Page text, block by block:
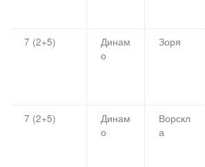
7 (2+5)
Динам
о
Зоря
7 (2+5)
Динам
о
Ворскл
а